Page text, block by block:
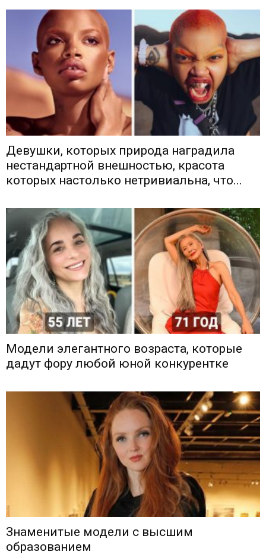
Девушки, которых природа наградила
нестандартной внешностью, красота
которых настолько нетривиальна, что...
Модели элегантного возраста, которые
дадут фору любой юной конкурентке
Знаменитые модели с высшим
образованием